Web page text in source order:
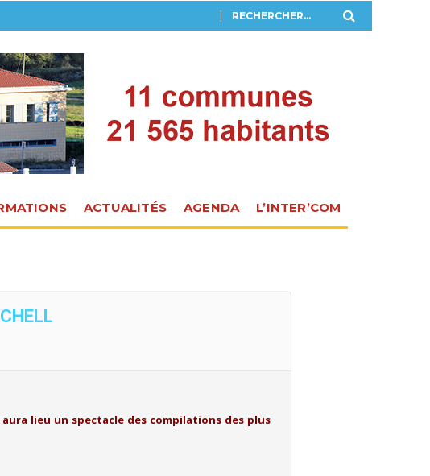
ACTUALITÉS AGENDA L’INTER’COM
lieu un spectacle des compilations des plus